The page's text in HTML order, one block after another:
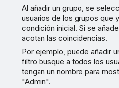
Al añadir un grupo, se
usuarios de los grupos que
condición inicial. Si se
acotan las coincidencias.
Por ejemplo, puede añadir
filtro busque a todos los
tengan un nombre para
"Admin".